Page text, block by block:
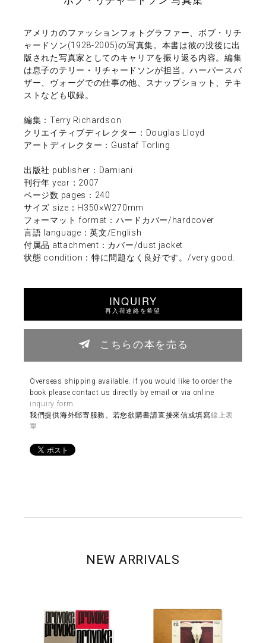
アメリカのファッションフォトグラファー、ボブ・リチ
ャードソン(1928-2005)の写真集。本書は彼の没後に出
版された写真家としてのキャリアを振り返る内容。編集
は息子のテリー・リチャードソンが担当。ハーパースバ
ザー、ヴォーグでの仕事の他、スナップショット、テキ
ストなども収録。
編集：Terry Richardson
クリエイティブディレクター：Douglas Lloyd
アートディレクター：Gustaf Torling
出版社 publisher：Damiani
刊行年 year：2007
ページ数 pages：240
サイズ size：H350×W270mm
フォーマット format：ハードカバー/hardcover
言語 language：英文/English
付属品 attachment：カバー/dust jacket
状態 condition：特に問題なく良好です。/very good.
INQUIRY
再入荷連絡を希望
こちらの本を売る
Overseas shipping available. If you would like to order the
book please contact us directly by email or via online
inquiry form
我們提供海外郵寄服務。若您欲購書請直接來信或填寫線上表
單
NEW ARRIVALS